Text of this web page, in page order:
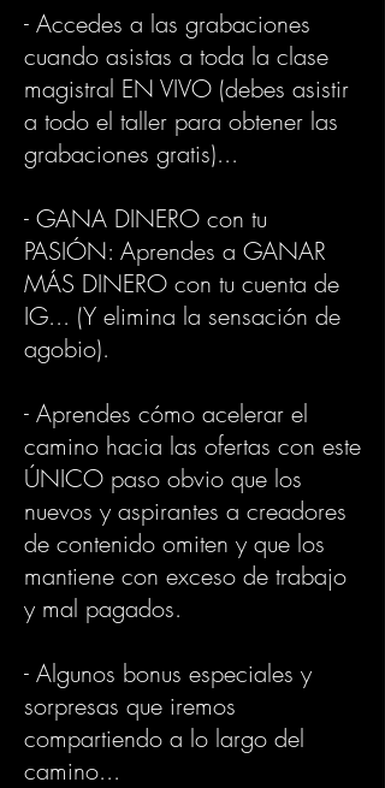
- Accedes a las grabaciones
cuando asistas a toda la clase
magistral EN VIVO (debes asistir
a todo el taller para obtener las
grabaciones gratis)...
- GANA DINERO con tu
PASIÓN: Aprendes a GANAR
MÁS DINERO con tu cuenta de
IG... (Y elimina la sensación de
agobio).
- Aprendes cómo acelerar el
camino hacia las ofertas con este
ÚNICO paso obvio que los
nuevos y aspirantes a creadores
de contenido omiten y que los
mantiene con exceso de trabajo
y mal pagados.
- Algunos bonus especiales y
sorpresas que iremos
compartiendo a lo largo del
camino... ​